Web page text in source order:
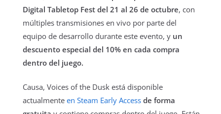
Digital Tabletop Fest del 21 al 26 de octubre, con
múltiples transmisiones en vivo por parte del
equipo de desarrollo durante este evento, y un
descuento especial del 10% en cada compra
dentro del juego.
Causa, Voices of the Dusk está disponible
actualmente en Steam Early Access de forma